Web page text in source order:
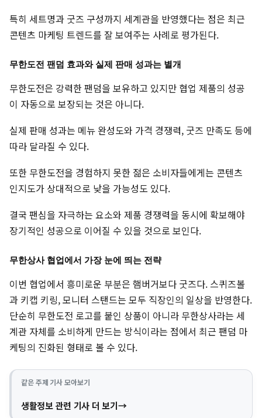
특히 세트명과 굿즈 구성까지 세계관을 반영했다는 점은 최근
콘텐츠 마케팅 트렌드를 잘 보여주는 사례로 평가된다.
무한도전 팬덤 효과와 실제 판매 성과는 별개
무한도전은 강력한 팬덤을 보유하고 있지만 협업 제품의 성공
이 자동으로 보장되는 것은 아니다.
실제 판매 성과는 메뉴 완성도와 가격 경쟁력, 굿즈 만족도 등에
따라 달라질 수 있다.
또한 무한도전을 경험하지 못한 젊은 소비자들에게는 콘텐츠
인지도가 상대적으로 낮을 가능성도 있다.
결국 팬심을 자극하는 요소와 제품 경쟁력을 동시에 확보해야
장기적인 성공으로 이어질 수 있을 것으로 보인다.
무한상사 협업에서 가장 눈에 띄는 전략
이번 협업에서 흥미로운 부분은 햄버거보다 굿즈다. 스퀴즈볼
과 키캡 키링, 모니터 스탠드는 모두 직장인의 일상을 반영한다.
단순히 무한도전 로고를 붙인 상품이 아니라 무한상사라는 세
계관 자체를 소비하게 만드는 방식이라는 점에서 최근 팬덤 마
케팅의 진화된 형태로 볼 수 있다.
같은 주제 기사 모아보기
생활정보 관련 기사 더 보기